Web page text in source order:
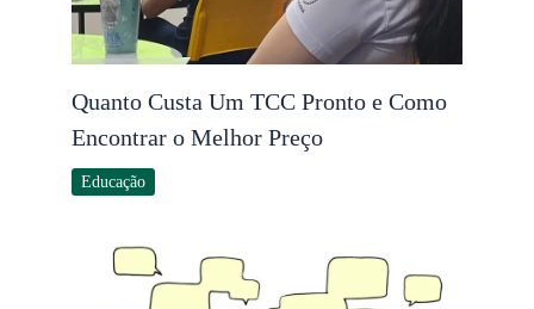
Quanto Custa Um TCC Pronto e Como
Encontrar o Melhor Preço
Educação